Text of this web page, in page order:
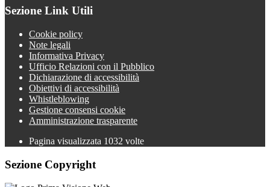
Sezione Link Utili
Cookie policy
Note legali
Informativa Privacy
Ufficio Relazioni con il Pubblico
Dichiarazione di accessibilità
Obiettivi di accessibilità
Whistleblowing
Gestione consensi cookie
Amministrazione trasparente
Pagina visualizzata 1032 volte
Sezione Copyright